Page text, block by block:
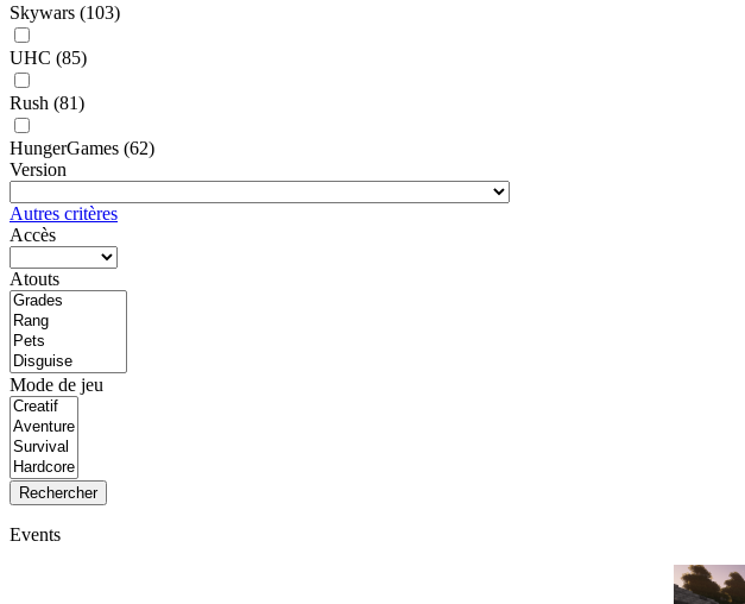
Skywars (103)
UHC (85)
Rush (81)
HungerGames (62)
Version
Autres critères
Accès
Atouts
Mode de jeu
Rechercher
Events